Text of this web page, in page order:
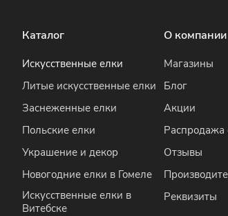
Каталог
Искусственные елки
Литые искусственные елки
Заснеженные елки
Польские елки
Украшение и декор
Новогодние елки в Гомеле
Искусственные елки в
Витебске
О компании
Магазины
Блог
Акции
Распродажа
Отзывы
Реквизиты